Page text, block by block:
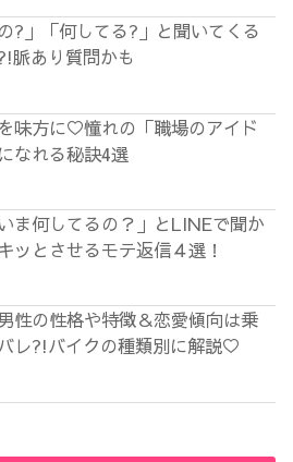
?」「何してる?」と聞いてくる
脈あり質問かも
味方に♡憧れの「職場のアイド
なれる秘訣4選
ま何してるの？」とLINEで聞か
ッとさせるモテ返信４選！
性の性格や特徴＆恋愛傾向は乗
レ?!バイクの種類別に解説♡